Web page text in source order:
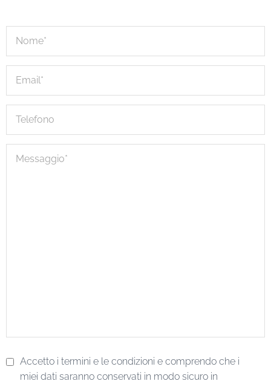
Accetto i termini e le condizioni e comprendo che i
miei dati saranno conservati in modo sicuro in